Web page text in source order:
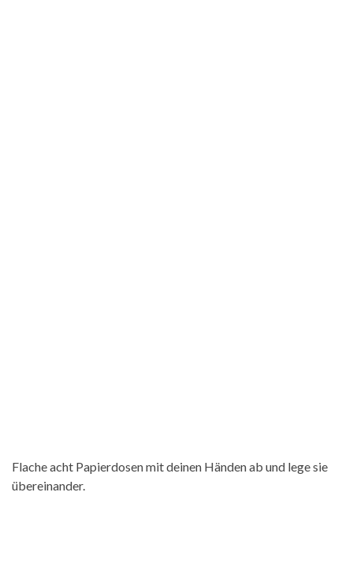
Flache acht Papierdosen mit deinen Händen ab und lege sie
übereinander.